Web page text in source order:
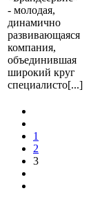
- молодая,
динамично
развивающаяся
компания,
объединившая
широкий круг
специалисто[...]
1
2
3